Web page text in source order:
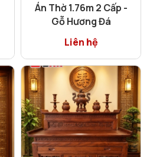
Án Thờ 1.76m 2 Cấp -
Gỗ Hương Đá
Liên hệ